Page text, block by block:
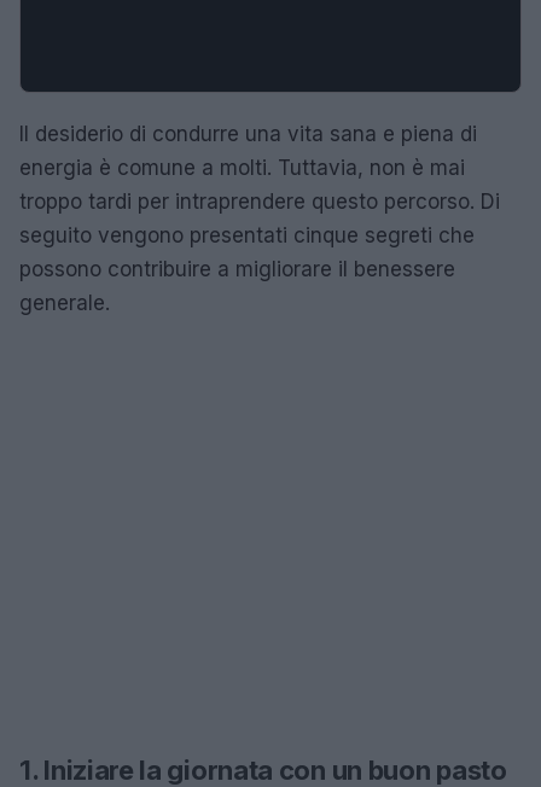
Il desiderio di condurre una vita sana e piena di
energia è comune a molti. Tuttavia, non è mai
troppo tardi per intraprendere questo percorso. Di
seguito vengono presentati cinque segreti che
possono contribuire a migliorare il benessere
generale.
1. Iniziare la giornata con un buon pasto